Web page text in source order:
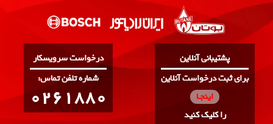
پشتیبانی آنلاین
برای ثبت درخواست آنلاین
اینجـا
را کلیک کنید
درخواست سرویسکار
:شماره تلفن تماس
0261880